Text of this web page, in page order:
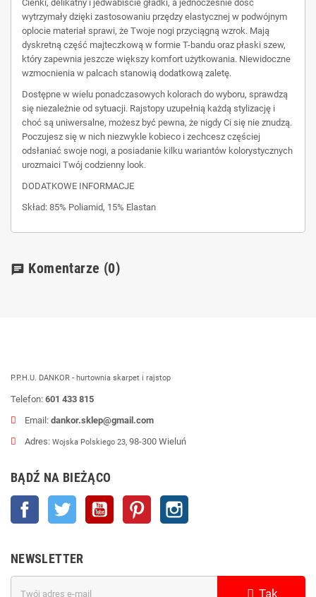
Cienki, delikatny i jedwabiście gładki, a jednocześnie dość
wytrzymały dzięki zastosowaniu przędzy elastycznej w podwójnym
oplocie materiał sprawi, że Twoje nogi przyciągną wzrok. Mają
dyskretną część majteczkową w formie T-bandu oraz płaski szew,
który zapewnia jeszcze większy komfort użytkowania. Niewidoczne
wzmocnienia w palcach stanowią dodatkową zaletę.
Dostępne w wielu ponadczasowych kolorach do wyboru, sprawdzą
się niezależnie od sytuacji. Rajstopy uzupełnią każdą stylizację i
choć są uniwersalne, możesz być pewna, że nigdy Ci się nie znudzą.
Poczujesz się w nich niezwykle kobieco i zechcesz częściej
odsłaniać swoje nogi, a posiadanie kilku wariantów kolorystycznych
urozmaici Twój codzienny look.
DODATKOWE INFORMACJE
Skład: 85% Poliamid, 15% Elastan
chat Komentarze (0)
P.P.H.U. DANKOR - hurtownia skarpet i rajstop
Telefon: 601 433 815
Email: dankor.sklep@gmail.com
Adres: Wojska Polskiego 23, 98-300 Wieluń
BĄDŹ NA BIEŻĄCO
Facebook Twitter YouTube Pinterest
NEWSLETTER
Tak